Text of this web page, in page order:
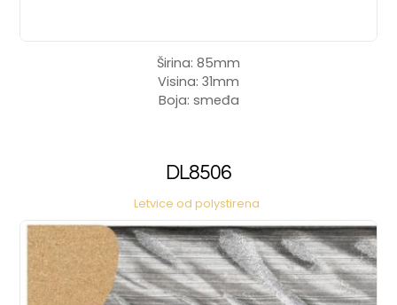
Širina: 85mm
Visina: 31mm
Boja: smeđa
DL8506
Letvice od polystirena